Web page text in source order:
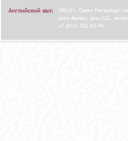
Английский зал:
190121, Санкт-Петербург,
реки Мойки, дом 122,
+7 (812) 702-60-96